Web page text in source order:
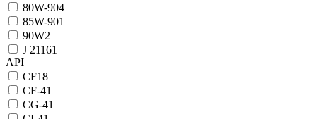
80W-904
85W-901
90W2
J 21161
API
CF18
CF-41
CG-41